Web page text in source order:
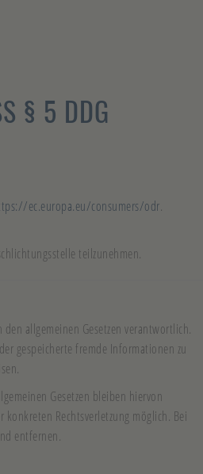
§ 5 DDG
ec.europa.eu/consumers/odr.
teilzunehmen.
allgemeinen Gesetzen verantwortlich.
gespeicherte fremde Informationen zu
Gesetzen bleiben hiervon
Rechtsverletzung möglich. Bei
entfernen.